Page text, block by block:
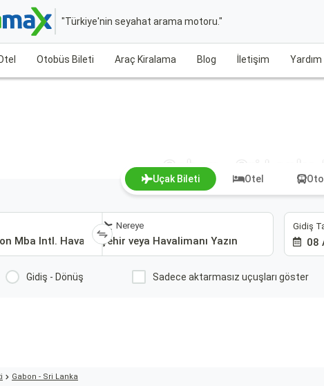
"Türkiye'nin seyahat arama motoru."
Otobüs Bileti Araç Kiralama Blog İletişim Yardım
Gabon - Sri Lanka
Uçak Bileti Otel
Nereye Gidiş
Gidiş - Dönüş Sadece aktarmasız uçuşları göster
Gabon - Sri Lanka